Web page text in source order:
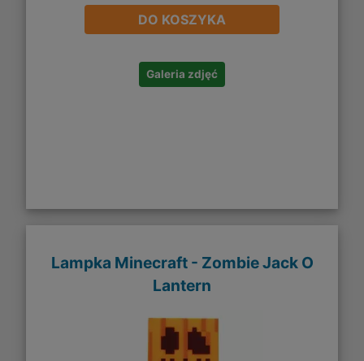
DO KOSZYKA
Galeria zdjęć
Lampka Minecraft - Zombie Jack O
Lantern